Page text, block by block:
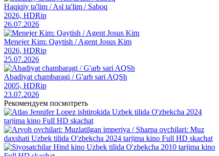
Haqiqiy ta'lim / Asl ta'lim / Saboq
2026, HDRip
26.07.2026
Menejer Kim: Qaytish / Agent Josus Kim
2026, HDRip
25.07.2026
Abadiyat chambaragi / G'arb sari AQSh
2005, HDRip
23.07.2026
Рекомендуем посмотреть